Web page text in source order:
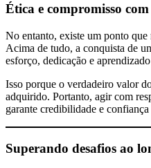
Ética e compromisso
No entanto, existe um ponto
Acima de tudo, a conquista de
esforço, dedicação e
Isso porque o verdadeiro valor
adquirido. Portanto, agir com
garante credibilidade e
Superando desafios ao